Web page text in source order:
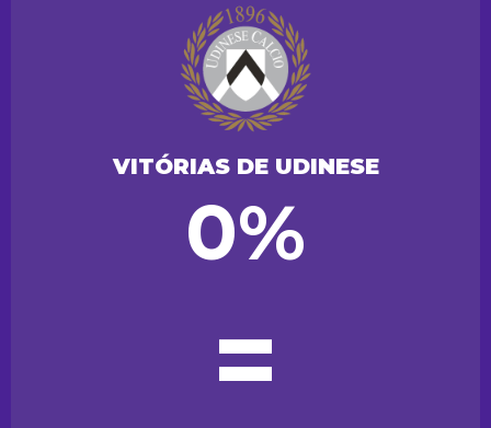
VITÓRIAS DE UDINESE
0%
=